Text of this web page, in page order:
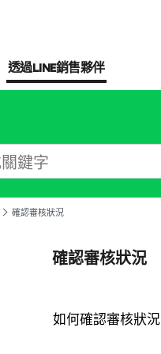
透過LINE銷售夥伴
確認審核狀況
確認審核狀況
如何確認審核狀況